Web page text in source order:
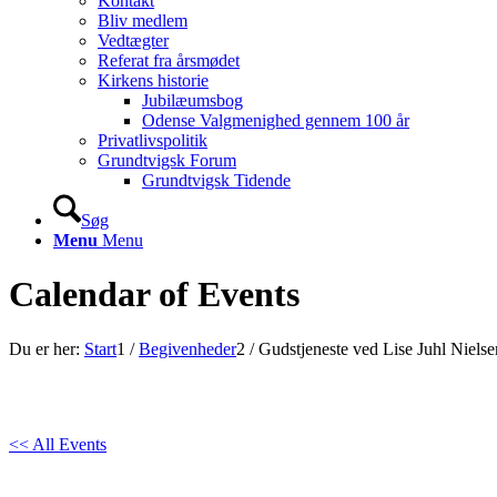
Bliv medlem
Vedtægter
Referat fra årsmødet
Kirkens historie
Jubilæumsbog
Odense Valgmenighed gennem 100 år
Privatlivspolitik
Grundtvigsk Forum
Grundtvigsk Tidende
Søg
Menu Menu
Calendar of Events
Du er her: Start1 / Begivenheder2 / Gudstjeneste ved Lise Juhl
<< All Events